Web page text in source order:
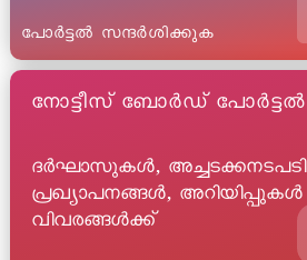
പോർട്ടൽ സന്ദർശിക്കുക
നോട്ടീസ് ബോർഡ് പോർട്ടൽ
ദർഘാസുകൾ,
പ്രഖ്യാപനങ്ങൾ,
വിവരങ്ങൾക്ക്